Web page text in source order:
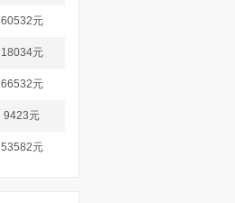
60532元
18034元
66532元
9423元
53582元